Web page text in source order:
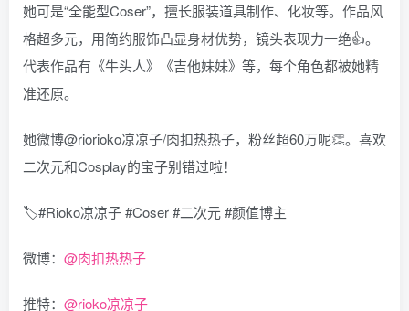
她可是“全能型Coser”，擅长服装道具制作、化妆等。作品风
格超多元，用简约服饰凸显身材优势，镜头表现力一绝👍。
代表作品有《牛头人》《吉他妹妹》等，每个角色都被她精
准还原。
她微博@riorioko凉凉子/肉扣热热子，粉丝超60万呢👏。喜欢
二次元和Cosplay的宝子别错过啦！
🏷️#Rioko凉凉子 #Coser #二次元 #颜值博主
微博： @肉扣热热子
推特： @rioko凉凉子